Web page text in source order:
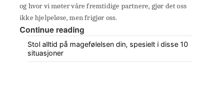
og hvor vi møter våre fremtidige partnere, gjør det oss
ikke hjelpeløse, men frigjør oss.
Continue reading
Stol alltid på magefølelsen din, spesielt i disse 10
situasjoner